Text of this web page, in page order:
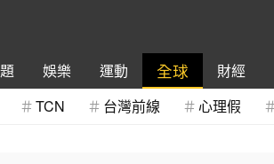
娛樂 運動 全球 財經
TCN 台灣前線 心理假